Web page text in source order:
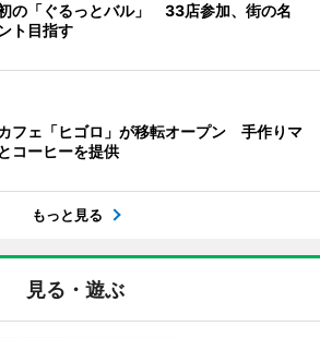
の「ぐるっとバル」 33店参加、街の名
ト目指す
フェ「ヒゴロ」が移転オープン 手作りマ
コーヒーを提供
もっと見る
見る・遊ぶ